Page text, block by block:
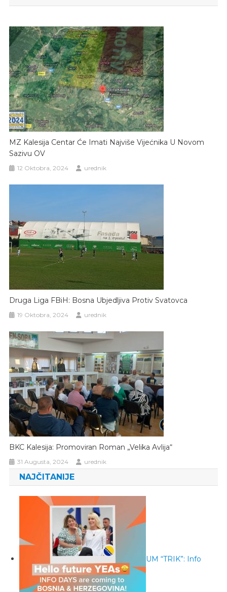
MZ Kalesija Centar Će Imati Najviše Vijećnika U Novom
Sazivu OV
12 Oktobra, 2024 urednik
Druga Liga FBiH: Bosna Ubjedljiva Protiv Svatovca
19 Oktobra, 2024 urednik
BKC Kalesija: Promoviran Roman „Velika Avlija“
31 Augusta, 2024 urednik
NAJČITANIJE
UM “TRIK”: Info